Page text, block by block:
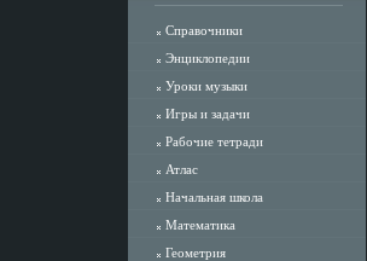
Справочники
Энциклопедии
Уроки музыки
Игры и задачи
Рабочие тетради
Атлас
Начальная школа
Математика
Геометрия